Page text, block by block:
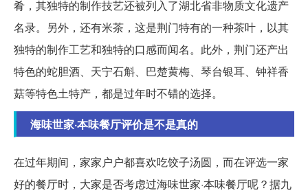
肴，其独特的制作技艺还被列入了湖北省非物质文化遗产
名录。另外，还有米茶，这是荆门特有的一种茶叶，以其
独特的制作工艺和独特的口感而闻名。此外，荆门还产出
特色的蛇胆酒、天宁石斛、巴楚黄梅、琴台银耳、钟祥香
菇等特色土特产，都是过年时不错的选择。
海味世家·本味餐厅评价是不是真的
在过年期间，家家户户都喜欢吃饺子汤圆，而在评选一家
好的餐厅时，大家是否考虑过海味世家·本味餐厅呢？据九